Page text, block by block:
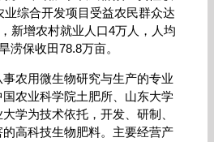
业综合开发项目受益农民群众达
新增农村就业人口4万人，人均
涝保收田78.8万亩。
农用微生物研究与生产的专业
农业科学院土肥所、山东大学
学为技术依托，开发、研制、
高科技生物肥料。主要经营产